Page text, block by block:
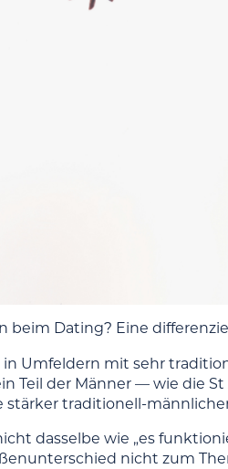
beim Dating? Eine
in Umfeldern mit sehr
Teil der Männer — wie die
stärker traditionell-
dasselbe wie „es
nicht zum